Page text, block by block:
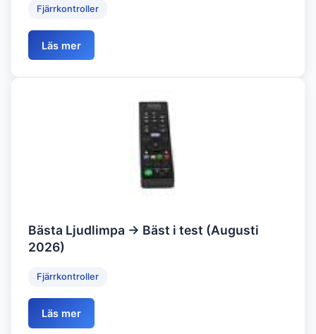
Fjärrkontroller
Läs mer
Bästa Ljudlimpa → Bäst i test (Augusti
2026)
Fjärrkontroller
Läs mer